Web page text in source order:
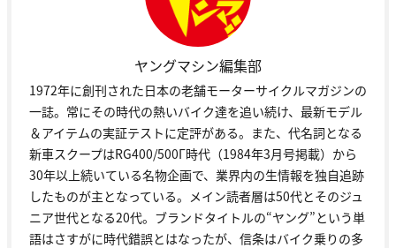
ヤングマシン編集部
1972年に創刊された日本の老舗モーターサイクルマガジンの
一誌。常にその時代の熱いバイク達を追い続け、最新モデル
＆アイテムの実証テストに定評がある。また、代名詞となる
新車スクープはRG400/500Γ時代（1984年3月号掲載）から
30年以上続いている名物企画で、業界内の生情報を独自追跡
したものが主となっている。メイン読者層は50代とそのジュ
ニア世代となる20代。ブランドタイトルの“ヤング”という単
語はさすがに時代錯誤とはなったが、信条はバイク乗りの多